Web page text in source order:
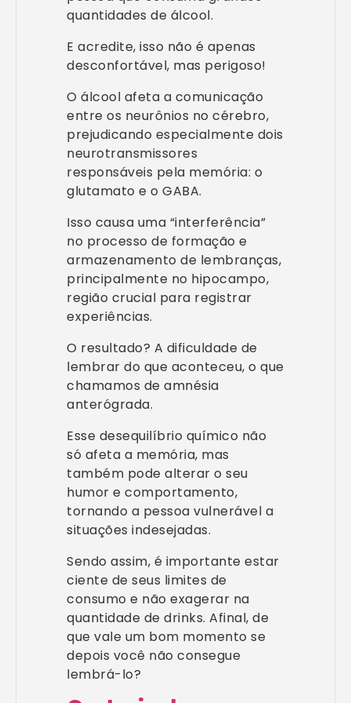
quantidades de álcool.
E acredite, isso não é apenas
desconfortável, mas perigoso!
O álcool afeta a comunicação
entre os neurônios no cérebro,
prejudicando especialmente dois
neurotransmissores
responsáveis pela memória: o
glutamato e o GABA.
Isso causa uma “interferência”
no processo de formação e
armazenamento de lembranças,
principalmente no hipocampo,
região crucial para registrar
experiências.
O resultado? A dificuldade de
lembrar do que aconteceu, o que
chamamos de amnésia
anterógrada.
Esse desequilíbrio químico não
só afeta a memória, mas
também pode alterar o seu
humor e comportamento,
tornando a pessoa vulnerável a
situações indesejadas.
Sendo assim, é importante estar
ciente de seus limites de
consumo e não exagerar na
quantidade de drinks. Afinal, de
que vale um bom momento se
depois você não consegue
lembrá-lo?